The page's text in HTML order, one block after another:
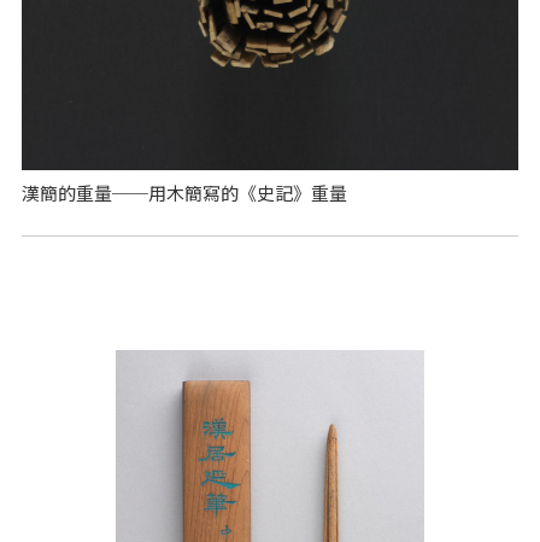
漢簡的重量──用木簡寫的《史記》重量